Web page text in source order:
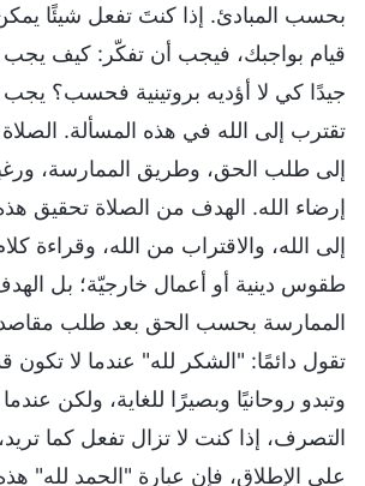
بحسب المبادئ. إذا كنتَ تفعل شيئًا
قيام بواجبك، فيجب أن تفكّر: كيف
جيدًا كي لا أؤديه بروتينية فحسب؟
تقترب إلى الله في هذه المسألة.
إلى طلب الحق، وطريق الممارسة،
إرضاء الله. الهدف من الصلاة تحقيق هذه
إلى الله، والاقتراب من الله، وقراءة
طقوس دينية أو أعمال خارجيّة؛ بل
الممارسة بحسب الحق بعد طلب مقاصد
تقول دائمًا: "الشكر لله" عندما لا تكون
وتبدو روحانيًا وبصيرًا للغاية، ولكن
التصرف، إذا كنت لا تزال تفعل كما
على الإطلاق، فإن عبارة "الحمد لله"